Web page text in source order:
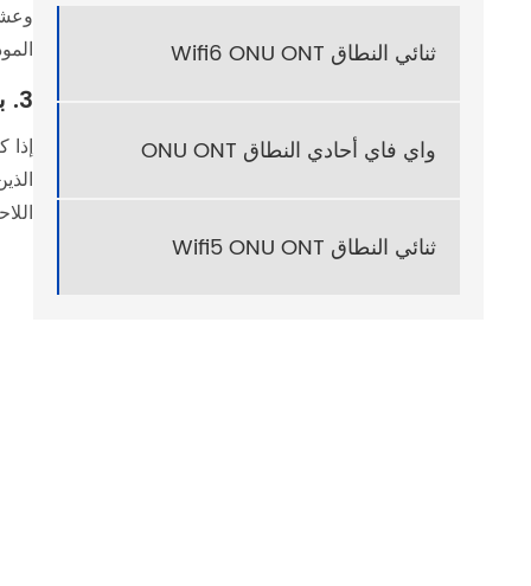
ثنائي النطاق Wifi6 ONU ONT
واي فاي أحادي النطاق ONU ONT
ثنائي النطاق Wifi5 ONU ONT
3. بناءً على تفضيلات التشغيل والصيانة